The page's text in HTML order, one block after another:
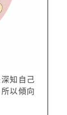
知自己
以傾向